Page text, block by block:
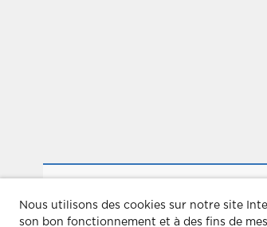
WEBINAIRE
RESPIRATOIRE
SOLUTIONS”
Nous utilisons des cookies sur notre site
son bon fonctionnement et à des fins de